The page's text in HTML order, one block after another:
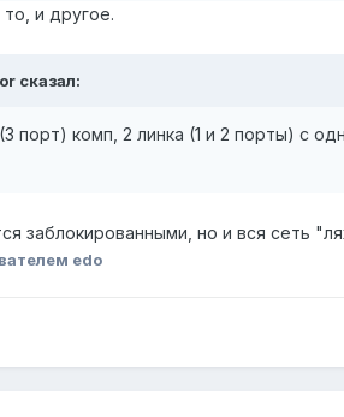
и другое.
сказал:
порт) комп, 2 линка (1 и 2 порты) с
заблокированными, но и вся сеть
edo